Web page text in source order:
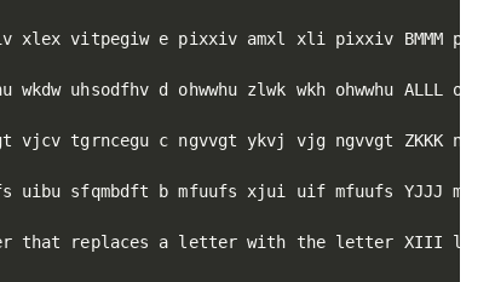
xlex vitpegiw e pixxiv amxl xli pixxiv BMMM
wkdw uhsodfhv d ohwwhu zlwk wkh ohwwhu
vjcv tgrncegu c ngvvgt ykvj vjg ngvvgt ZKKK
sfqmbdft b mfuufs xjui uif mfuufs YJJJ
replaces a letter with the letter XIII letters